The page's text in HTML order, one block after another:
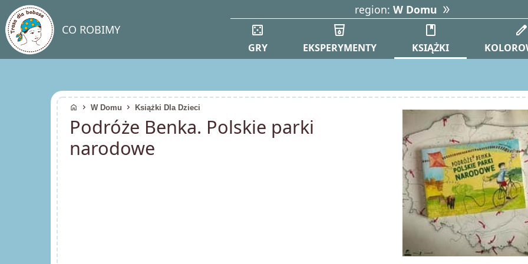
CO ROBIMY
region:W Domu
casino
GRY
local_drink
EKSPERYMENTY
book
KSIĄŻKI
edit
home chevron_right W Domu chevron_right Książki Dla Dzieci
Podróże Benka. Polskie parki
narodowe